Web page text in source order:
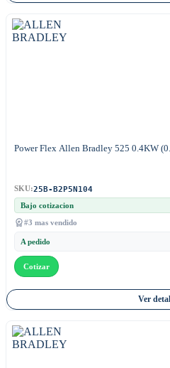
Power Flex Allen Bradley 525 0.4KW
SKU:25B-B2P5N104
Bajo cotizacion
#3 mas vendido
A pedido
Cotizar
Ver